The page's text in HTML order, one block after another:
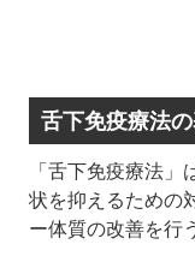
舌下免疫療法
「舌下免疫療法
状を抑えるための
ー体質の改善を行